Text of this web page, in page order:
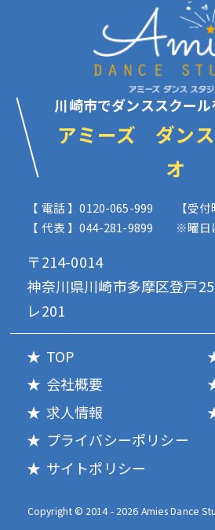
川崎市でダンススクー
アミーズ ダン
オ
【 電話 】0120-065-999
【 代表 】044-281-9899
【受
※曜日
〒214-0014
神奈川県川崎市多摩区登戸
レ201
TOP
会社概要
求人情報
プライバシーポリシー
サイトポリシー
Copyright © 2014 - 2026 Amies Dance